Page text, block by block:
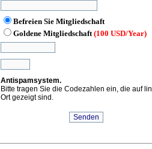
Befreien Sie Mitgliedschaft
Goldene Mitgliedschaft(100 USD/Year)
Antispamsystem.
Bitte tragen Sie die Codezahlen ein, die auf
Ort gezeigt sind.